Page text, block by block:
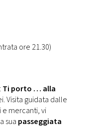
ore 21.30)
Ti porto … alla
Visita guidata dalle
e mercanti, vi
sua passeggiata